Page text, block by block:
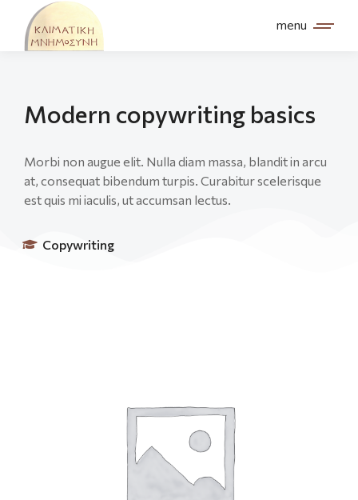
menu
Modern copywriting basics
Morbi non augue elit. Nulla diam massa, blandit in arcu
at, consequat bibendum turpis. Curabitur scelerisque
est quis mi iaculis, ut accumsan lectus.
Copywriting